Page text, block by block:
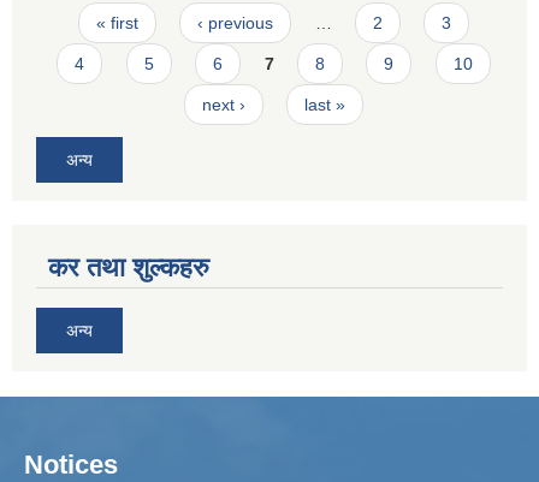
Pages
« first ‹ previous 2 3
4 5 6 7 8 9 10
next › last »
अन्य
कर तथा शुल्कहरु
अन्य
Notices